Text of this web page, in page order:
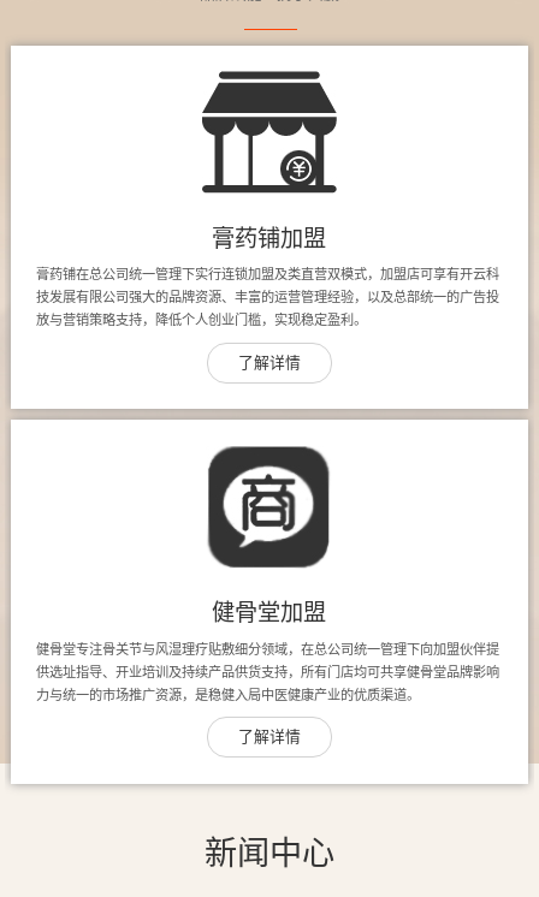
膏药铺加盟
膏药铺在总公司统一管理下实行连锁加盟及类直营双模式，加盟店可享有开云科
技发展有限公司强大的品牌资源、丰富的运营管理经验，以及总部统一的广告投
放与营销策略支持，降低个人创业门槛，实现稳定盈利。
了解详情
健骨堂加盟
健骨堂专注骨关节与风湿理疗贴敷细分领域，在总公司统一管理下向加盟伙伴提
供选址指导、开业培训及持续产品供货支持，所有门店均可共享健骨堂品牌影响
力与统一的市场推广资源，是稳健入局中医健康产业的优质渠道。
了解详情
新闻中心